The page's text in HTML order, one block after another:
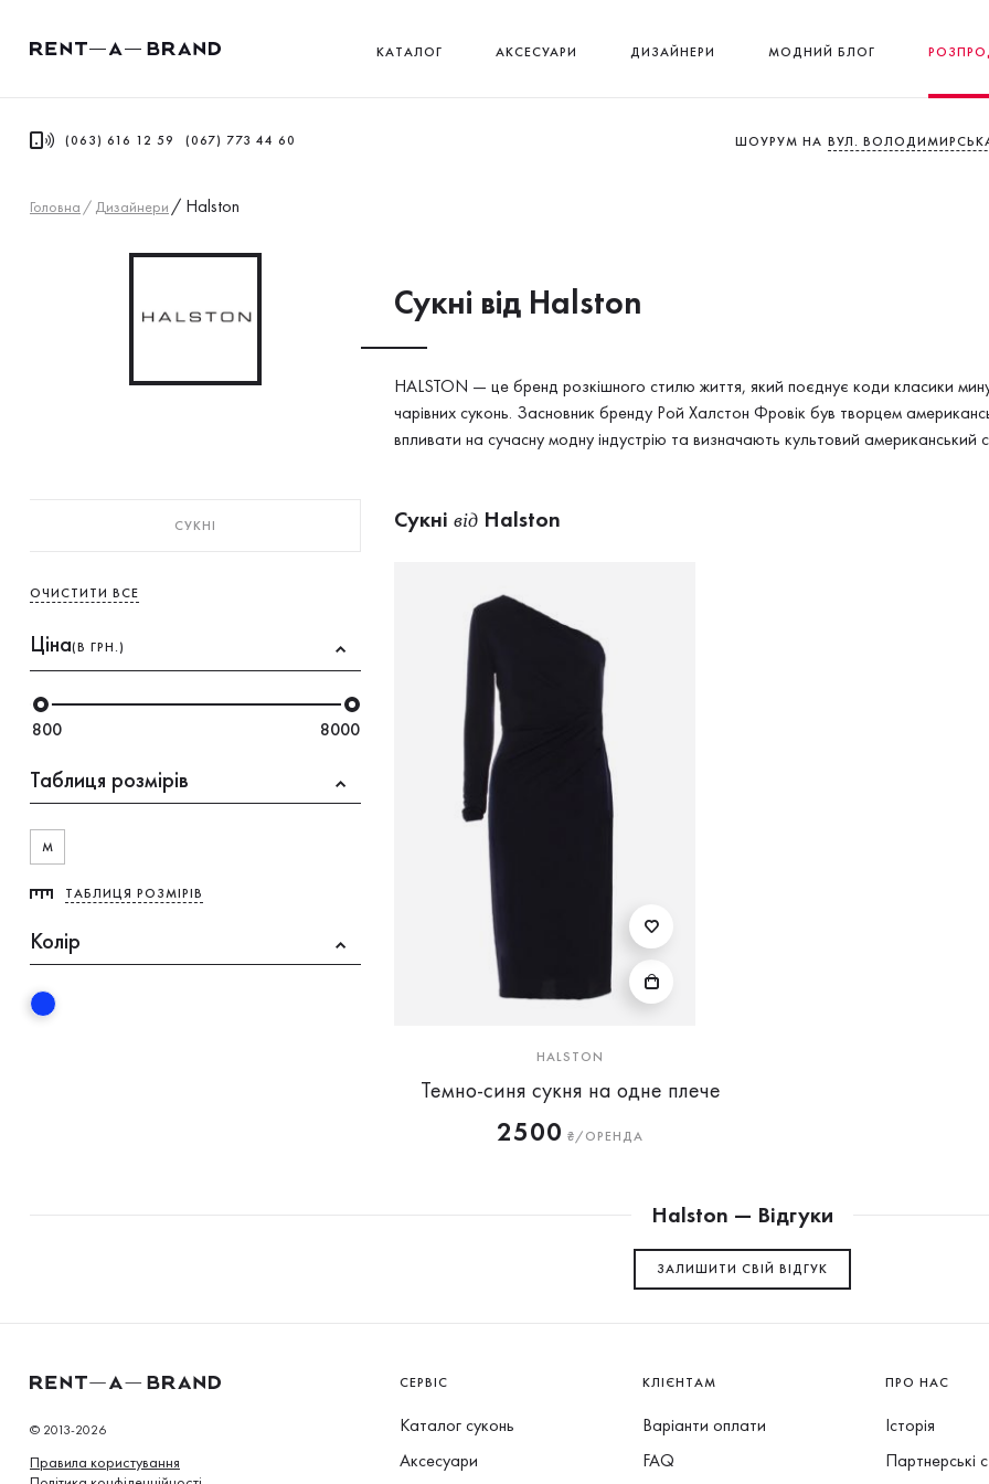
КАТАЛОГ АКСЕСУАРИ ДИЗАЙНЕРИ МОДНИЙ БЛОГ
(063) 616 12 59 (067) 773 44 60 ШОУРУМ НА ВУЛ.
Головна / Дизайнери / Halston
Сукнi від Halston
HALSTON — це бренд розкішного стилю життя, який поєднує коди класики
чарівних суконь. Засновник бренду Рой Халстон Фровік був творцем
впливати на сучасну модну індустрію та визначають культовий американський
СУКНI
ОЧИСТИТИ ВСЕ
Ціна(В ГРН.)
800 8000
Таблиця розмірів
M
ТАБЛИЦЯ РОЗМІРІВ
Колір
Сукнi від Halston
HALSTON
Темно-синя сукня на одне плече
2500 ₴/ОРЕНДА
Halston — Відгуки
ЗАЛИШИТИ СВIЙ ВІДГУК
© 2013-2026
Правила користування
СЕРВІС
Каталог суконь
Аксесуари
КЛІЄНТАМ
Варіанти оплати
FAQ
ПРО НАС
Історія
Партнерські